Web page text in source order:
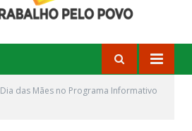
Dia das Mães no Programa Informativo